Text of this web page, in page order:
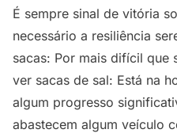
É sempre sinal de vitória
necessário a resiliência
sacas: Por mais difícil que
ver sacas de sal: Está na
algum progresso
abastecem algum veículo